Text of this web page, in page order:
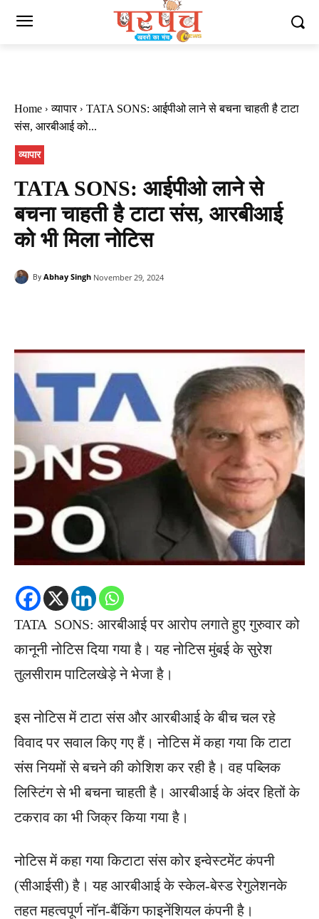
Home व्यापार
TATA SONS: आईपीओ लाने से बचना चाहती है टाटा
संस, आरबीआई को...
व्यापार
TATA SONS: आईपीओ लाने से
बचना चाहती है टाटा संस, आरबीआई
को भी मिला नोटिस
By Abhay Singh November 29, 2024
TATA SONS: आरबीआई पर आरोप लगाते हुए गुरुवार को
कानूनी नोटिस दिया गया है। यह नोटिस मुंबई के सुरेश
तुलसीराम पाटिलखेड़े ने भेजा है।
इस नोटिस में टाटा संस और आरबीआई के बीच चल रहे
विवाद पर सवाल किए गए हैं। नोटिस में कहा गया कि टाटा
संस नियमों से बचने की कोशिश कर रही है। वह पब्लिक
लिस्टिंग से भी बचना चाहती है। आरबीआई के अंदर हितों के
टकराव का भी जिक्र किया गया है।
नोटिस में कहा गया किटाटा संस कोर इन्‍वेस्‍टमेंट कंपनी
(सीआईसी) है। यह आरबीआई के स्‍केल-बेस्‍ड रेगुलेशनके
तहत महत्वपूर्ण नॉन-बैंकिंग फाइनेंशियल कंपनी है।